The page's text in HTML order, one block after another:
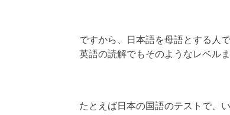
ですから、日本語を母語とする人
英語の読解でもそのようなレベル
たとえば日本の国語のテストで、